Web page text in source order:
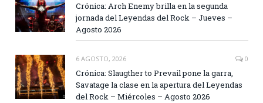
Crónica: Arch Enemy brilla en la segunda
jornada del Leyendas del Rock – Jueves –
Agosto 2026
6 AGOSTO, 2026 0
Crónica: Slaugther to Prevail pone la garra,
Savatage la clase en la apertura del Leyendas
del Rock – Miércoles – Agosto 2026